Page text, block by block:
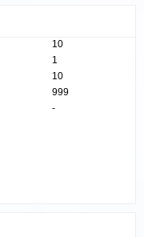
10
1
10
999
-